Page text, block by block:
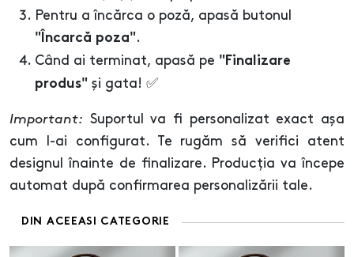
Pentru a încărca o poză, apasă butonul
"Încarcă poza".
Când ai terminat, apasă pe "Finalizare
produs" și gata! ✅
Important: Suportul va fi personalizat exact așa
cum l-ai configurat. Te rugăm să verifici atent
designul înainte de finalizare. Producția va începe
automat după confirmarea personalizării tale.
DIN ACEEASI CATEGORIE